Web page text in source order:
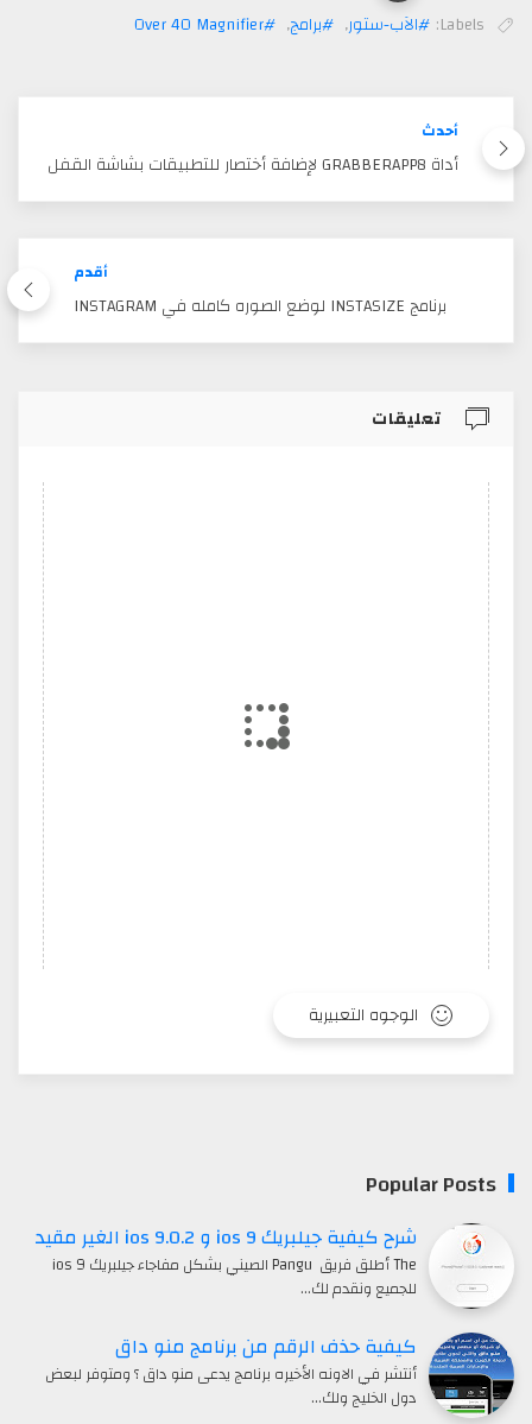
Labels: #الآب-ستور, #برامج,
#Over 40 Magnifier
أحدث
أداة GRABBERAPP8 لإضافة أختصار للتطبيقات بشاشة القفل
أقدم
برنامج INSTASIZE لوضع الصوره كامله في INSTAGRAM
تعليقات
الوجوه التعبيرية
Popular Posts
شرح كيفية جيلبريك ios 9 و ios 9.0.2 الغير مقيد
The أطلق فريق Pangu الصيني بشكل مفاجاء جيلبريك ios 9
للجميع ونقدم لك…
كيفية حذف الرقم من برنامج منو داق
أنتشر في الاونه الأخيره برنامج يدعى منو داق ؟ ومتوفر لبعض
دول الخليج ولك…